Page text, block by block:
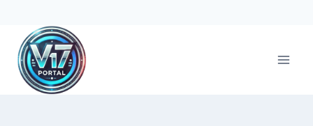
Pular
para
Conteúdo